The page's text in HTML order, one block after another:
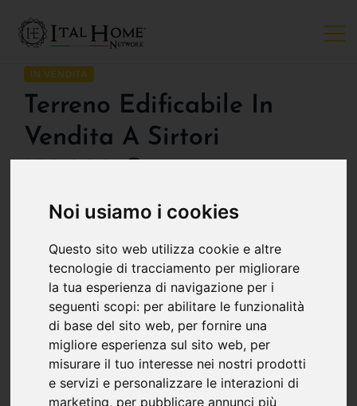
Noi usiamo i cookies
Questo sito web utilizza cookie e altre
tecnologie di tracciamento per migliorare
la tua esperienza di navigazione per i
seguenti scopi: per abilitare le funzionalità
di base del sito web, per fornire una
migliore esperienza sul sito web, per
misurare il tuo interesse nei nostri prodotti
e servizi e personalizzare le interazioni di
marketing, per pubblicare annunci più
IN VENDITA
Terreno Edificabile In
Vendita A Sirtori
1500 m2 , Sirtori
Descrizione
TERRENO EDIFICABILE PER VILLA SINGOLA
area completamente pianeggiante sul quale è